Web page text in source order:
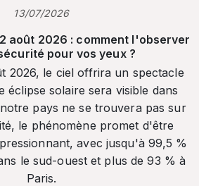
13/07/2026
août 2026 : comment l'observer
pour vos yeux ?
2026, le ciel offrira un spectacle
éclipse solaire sera visible dans
pays ne se trouvera pas sur
le phénomène promet d'être
avec jusqu'à 99,5 %
le sud-ouest et plus de 93 % à
Paris.